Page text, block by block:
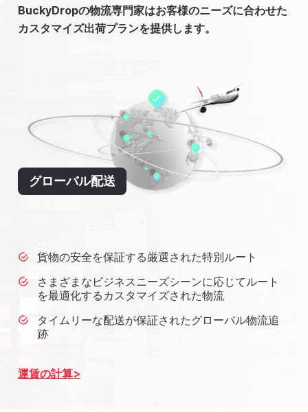
BuckyDropの物流専門家はお客様のニーズに合わせた
カスタマイズ出荷プランを提供します。
グローバル配送
貨物の安全を保証する厳選された特別ルート
さまざまなビジネスニーズシーンに応じてルート
を最適化するカスタマイズされた物流
タイムリーな配送が保証されたグローバル物流追
跡
運賃の計算